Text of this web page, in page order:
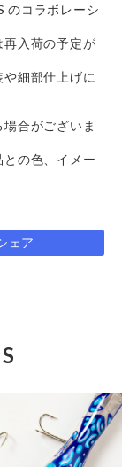
のコラボレーシ
再入荷の予定が
細部仕上げに
合がございま
の色、イメー
ェア